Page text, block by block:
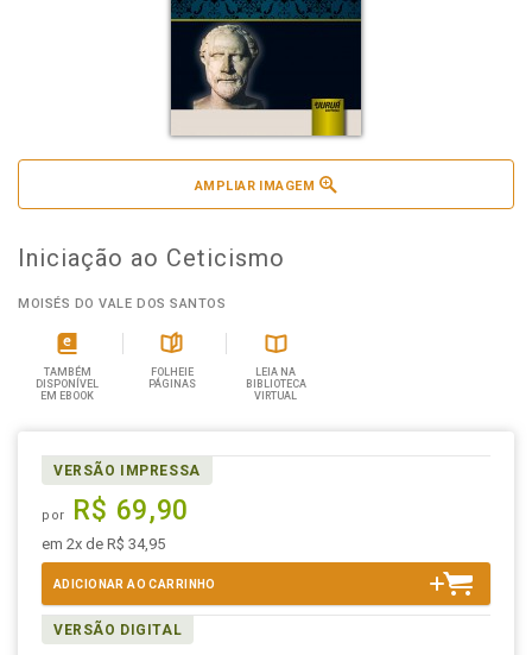
AMPLIAR IMAGEM
Iniciação ao Ceticismo
MOISÉS DO VALE DOS SANTOS
TAMBÉM
DISPONÍVEL
EM EBOOK
FOLHEIE
PÁGINAS
LEIA NA
BIBLIOTECA
VIRTUAL
VERSÃO IMPRESSA
por R$ 69,90
em 2x de R$ 34,95
ADICIONAR AO CARRINHO
VERSÃO DIGITAL